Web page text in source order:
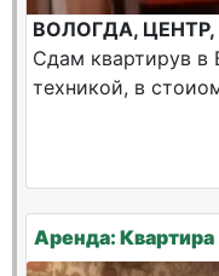
ВОЛОГДА,
Сдам квартирув в
техникой, в
Аренда: Квартира